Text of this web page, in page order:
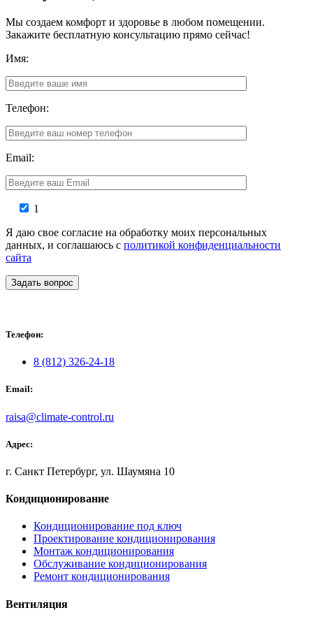
Мы создаем комфорт и здоровье в любом помещении.
Закажите бесплатную консультацию прямо сейчас!
Имя:
Телефон:
Email:
1
Я даю свое согласие на обработку моих персональных
данных, и соглашаюсь с политикой конфиденциальности
сайта
Задать вопрос
Телефон:
8 (812) 326-24-18
Email:
raisa@climate-control.ru
Адрес:
г. Санкт Петербург, ул. Шаумяна 10
Кондиционирование
Кондиционирование под ключ
Проектирование кондиционирования
Монтаж кондиционирования
Обслуживание кондиционирования
Ремонт кондиционирования
Вентиляция